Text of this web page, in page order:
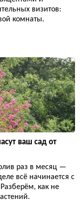
визитов:
комнаты.
ваш сад от
раз в месяц —
всё начинается с
как не